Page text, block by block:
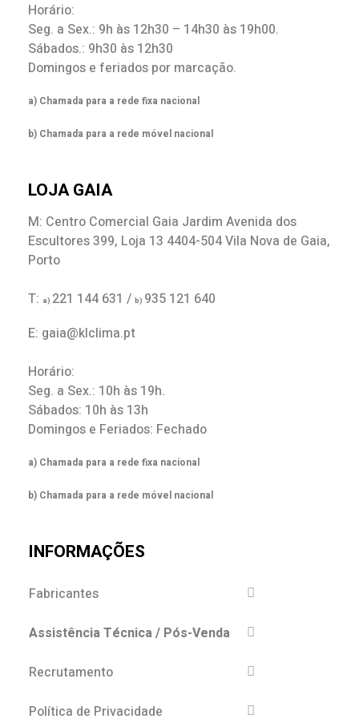
Horário:
Seg. a Sex.: 9h às 12h30 – 14h30 às 19h00.
Sábados.: 9h30 às 12h30
Domingos e feriados por marcação.
a) Chamada para a rede fixa nacional
b) Chamada para a rede móvel nacional
LOJA GAIA
M: Centro Comercial Gaia Jardim Avenida dos
Escultores 399, Loja 13 4404-504 Vila Nova de Gaia,
Porto
T: a) 221 144 631 / b) 935 121 640
E: gaia@klclima.pt
Horário:
Seg. a Sex.: 10h às 19h.
Sábados: 10h às 13h
Domingos e Feriados: Fechado
a) Chamada para a rede fixa nacional
b) Chamada para a rede móvel nacional
INFORMAÇÕES
Fabricantes
Assistência Técnica / Pós-Venda
Recrutamento
Política de Privacidade